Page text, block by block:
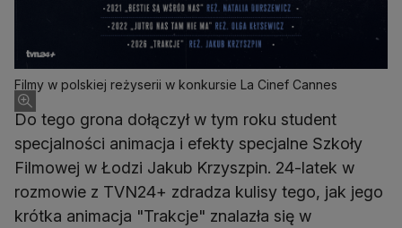
Filmy w polskiej reżyserii w konkursie La Cinef Cannes
Do tego grona dołączył w tym roku student
specjalności animacja i efekty specjalne Szkoły
Filmowej w Łodzi Jakub Krzyszpin. 24-latek w
rozmowie z TVN24+ zdradza kulisy tego, jak jego
krótka animacja "Trakcje" znalazła się w